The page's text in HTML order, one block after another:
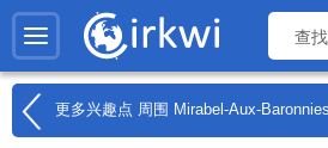
更多兴趣点 周围 Mirabel-Aux-Baronnies